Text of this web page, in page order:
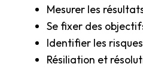
Mesurer les
Se fixer des
Identifier les
Résiliation et